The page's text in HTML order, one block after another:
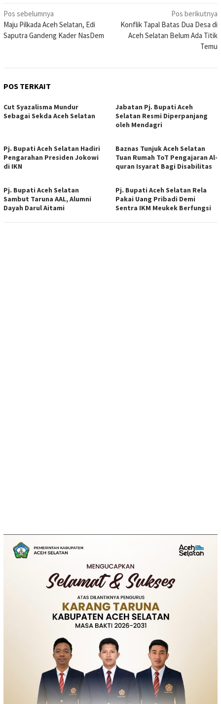
Navigasi
pos
Pos sebelumnya
Maju Pilkada Aceh Selatan, Edi
Saputra Gandeng Kader NasDem
Pos berikutnya
Konflik Tapal Batas Dua Desa di
Aceh Selatan Belum Ada Titik
Temu
POS TERKAIT
Cut Syazalisma Mundur
Sebagai Sekda Aceh Selatan
Jabatan Pj. Bupati Aceh
Selatan Resmi Diperpanjang
oleh Mendagri
Pj. Bupati Aceh Selatan Hadiri
Pengarahan Presiden Jokowi
di IKN
Baznas Tunjuk Aceh Selatan
Tuan Rumah ToT Pengajaran Al-
quran Isyarat Bagi Disabilitas
Pj. Bupati Aceh Selatan
Sambut Taruna AAL, Alumni
Dayah Darul Aitami
Pj. Bupati Aceh Selatan Rela
Pakai Uang Pribadi Demi
Sentra IKM Meukek Berfungsi